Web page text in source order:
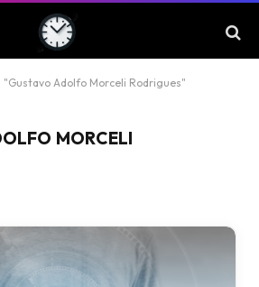
"Gustavo Adolfo Morceli Rodrigues"
MORCELI